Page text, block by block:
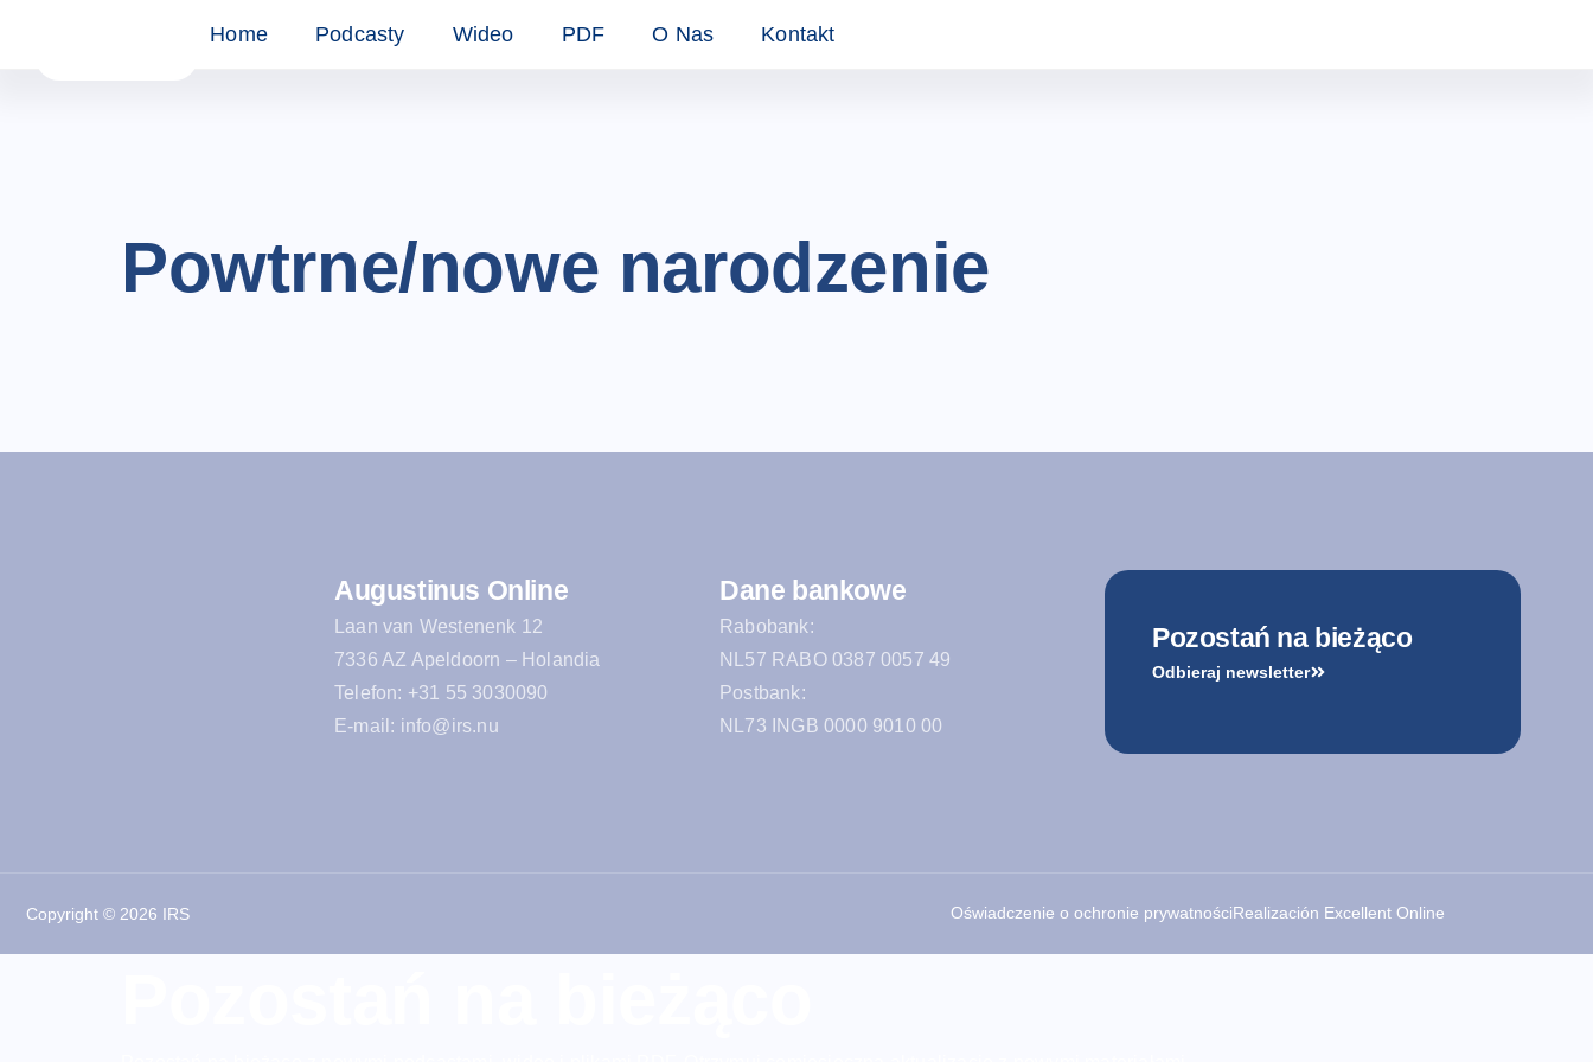
Home Podcasty Wideo PDF O Nas Kontakt
Powtrne/nowe narodzenie
Augustinus Online
Laan van Westenenk 12
7336 AZ Apeldoorn – Holandia
Telefon: +31 55 3030090
E-mail: info@irs.nu
Dane bankowe
Rabobank:
NL57 RABO 0387 0057 49
Postbank:
NL73 INGB 0000 9010 00
Pozostań na bieżąco
Odbieraj newsletter
Copyright © 2026 IRS Oświadczenie o ochronie prywatnościRealización Excellent Online